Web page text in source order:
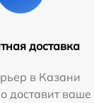
доставка
в Казани
доставит ваше